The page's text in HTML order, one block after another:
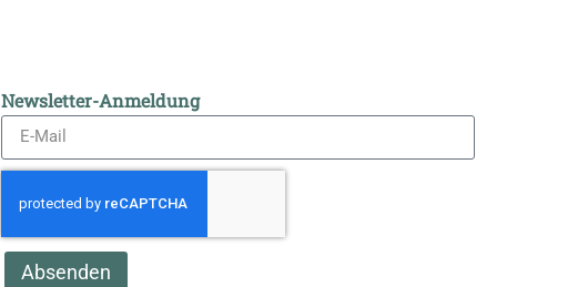
Newsletter-Anmeldung
Absenden